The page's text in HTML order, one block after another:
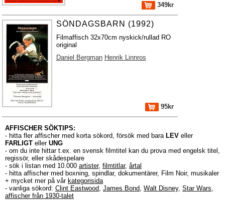
349kr
SÖNDAGSBARN (1992)
Filmaffisch 32x70cm nyskick/rullad RO
original
Daniel Bergman Henrik Linnros
95kr
AFFISCHER SÖKTIPS:
- hitta fler affischer med korta sökord, försök med bara LEV eller
FARLIGT eller UNG
- om du inte hittar t.ex. en svensk filmtitel kan du prova med engelsk titel,
regissör, eller skådespelare
- sök i listan med 10.000 artister, filmtitlar, årtal
- hitta affischer med boxning, spindlar, dokumentärer, Film Noir, musikaler
+ mycket mer på vår kategorisida
- vanliga sökord: Clint Eastwood, James Bond, Walt Disney, Star Wars,
affischer från 1930-talet